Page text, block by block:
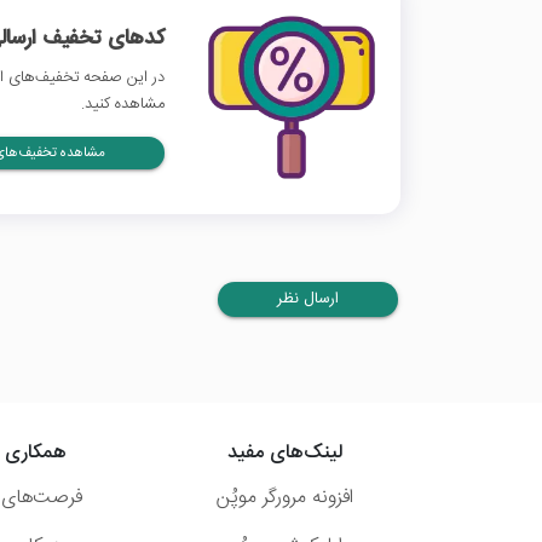
کدهای تخفیف
در این صفحه تخفیف‌های
مشاهده کنید.
مشاهده
ارسال نظر
لینک‌های مفید
افزونه مرورگر موپُن
همکاری